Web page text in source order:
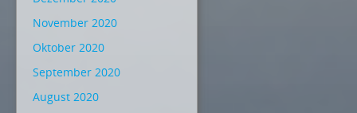
November 2020
Oktober 2020
September 2020
August 2020